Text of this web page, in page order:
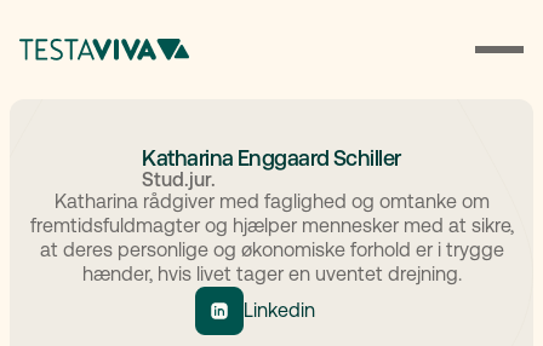
Katharina Enggaard Schiller
Stud.jur.
Katharina rådgiver med faglighed og omtanke om
fremtidsfuldmagter og hjælper mennesker med at sikre,
at deres personlige og økonomiske forhold er i trygge
hænder, hvis livet tager en uventet drejning.
Linkedin